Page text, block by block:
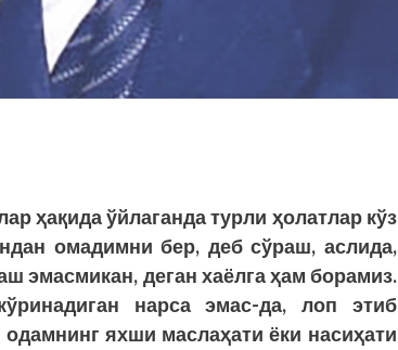
ҳақида ўйлаганда турли ҳолатлар кўз
омадимни бер, деб сўраш, аслида,
эмасмикан, деган хаёлга ҳам борамиз.
нарса эмас-да, лоп этиб
яхши маслаҳати ёки насиҳати